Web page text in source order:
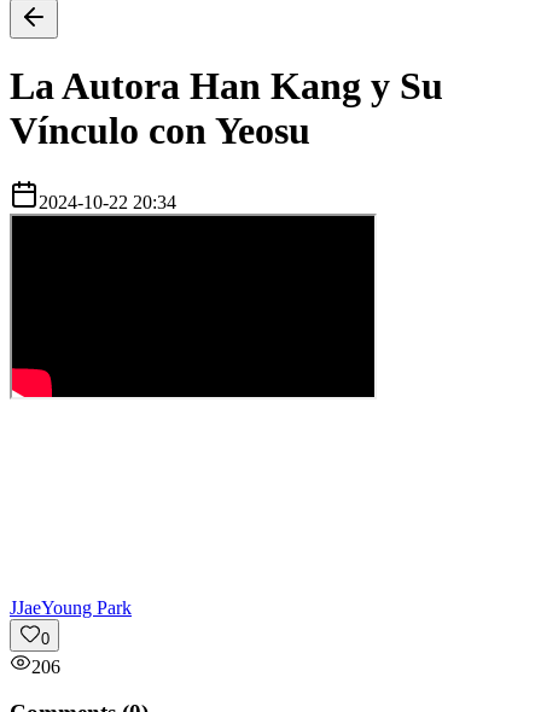
La Autora Han Kang y Su
Vínculo con Yeosu
2024-10-22 20:34
JJaeYoung Park
0
206